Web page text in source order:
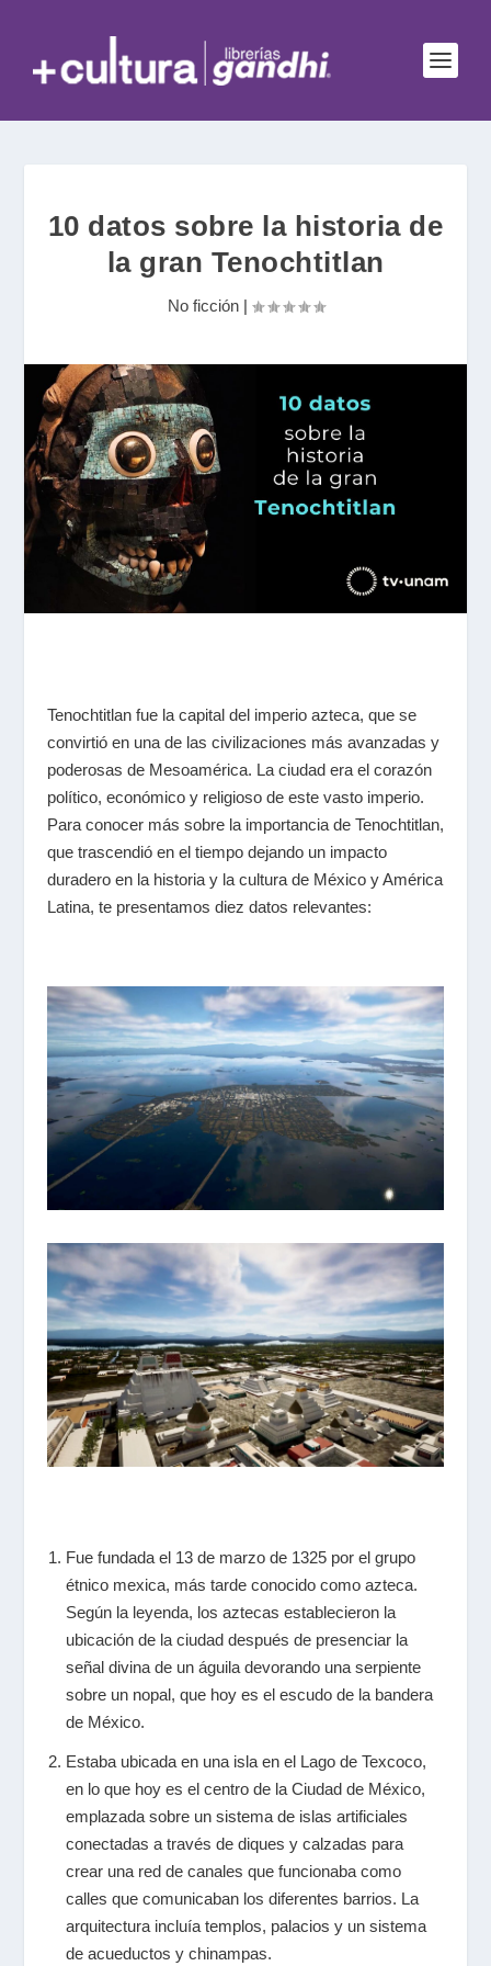
10 datos sobre la historia de
la gran Tenochtitlan
No ficción|
Tenochtitlan fue la capital del imperio azteca, que se
convirtió en una de las civilizaciones más avanzadas y
poderosas de Mesoamérica. La ciudad era el corazón
político, económico y religioso de este vasto imperio.
Para conocer más sobre la importancia de Tenochtitlan,
que trascendió en el tiempo dejando un impacto
duradero en la historia y la cultura de México y América
Latina, te presentamos diez datos relevantes:
Fue fundada el 13 de marzo de 1325 por el grupo
étnico mexica, más tarde conocido como azteca.
Según la leyenda, los aztecas establecieron la
ubicación de la ciudad después de presenciar la
señal divina de un águila devorando una serpiente
sobre un nopal, que hoy es el escudo de la bandera
de México.
Estaba ubicada en una isla en el Lago de Texcoco,
en lo que hoy es el centro de la Ciudad de México,
emplazada sobre un sistema de islas artificiales
conectadas a través de diques y calzadas para
crear una red de canales que funcionaba como
calles que comunicaban los diferentes barrios. La
arquitectura incluía templos, palacios y un sistema
de acueductos y chinampas.